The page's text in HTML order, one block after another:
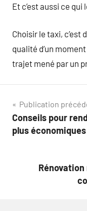
Et c’est aussi ce qui
Choisir le taxi, c’est
qualité d’un
trajet mené par un
Navigation
de
Publication
Conseils pour
plus économiques